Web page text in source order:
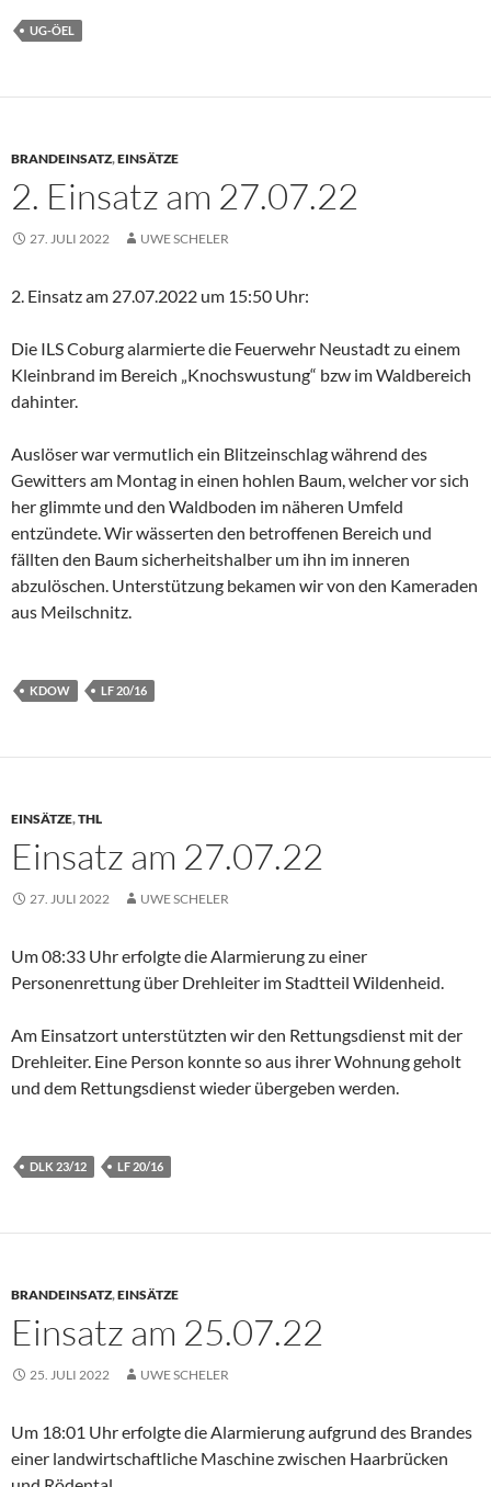
UG-ÖEL
BRANDEINSATZ,EINSÄTZE
2. Einsatz am 27.07.22
27. JULI 2022 UWE SCHELER
2. Einsatz am 27.07.2022 um 15:50 Uhr:
Die ILS Coburg alarmierte die Feuerwehr Neustadt zu einem
Kleinbrand im Bereich „Knochswustung“ bzw im Waldbereich
dahinter.
Auslöser war vermutlich ein Blitzeinschlag während des
Gewitters am Montag in einen hohlen Baum, welcher vor sich
her glimmte und den Waldboden im näheren Umfeld
entzündete. Wir wässerten den betroffenen Bereich und
fällten den Baum sicherheitshalber um ihn im inneren
abzulöschen. Unterstützung bekamen wir von den Kameraden
aus Meilschnitz.
KDOW LF 20/16
EINSÄTZE,THL
Einsatz am 27.07.22
27. JULI 2022 UWE SCHELER
Um 08:33 Uhr erfolgte die Alarmierung zu einer
Personenrettung über Drehleiter im Stadtteil Wildenheid.
Am Einsatzort unterstützten wir den Rettungsdienst mit der
Drehleiter. Eine Person konnte so aus ihrer Wohnung geholt
und dem Rettungsdienst wieder übergeben werden.
DLK 23/12 LF 20/16
BRANDEINSATZ,EINSÄTZE
Einsatz am 25.07.22
25. JULI 2022 UWE SCHELER
Um 18:01 Uhr erfolgte die Alarmierung aufgrund des Brandes
einer landwirtschaftliche Maschine zwischen Haarbrücken